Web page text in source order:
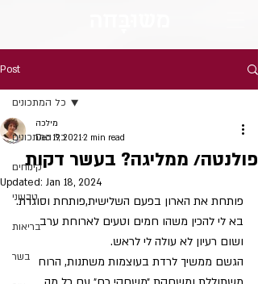
Post
כל המתכונים
קינוחים
טבעוני
בריאות
בשר
כל המתכונים
פולנטה/ ממליגה? בעשר דקות
מילכה
Dec 19, 20212 min read
Updated: Jan 18, 2024
פותחת את הארון בפעם השלישית,פותחת וסוגרת.
בא לי להכין משהו חמים וטעים לארוחת ערב
ושום רעיון לא עולה לי לראש.
הגשם ממשיך לרדת בעוצמות משתנות, הרוח